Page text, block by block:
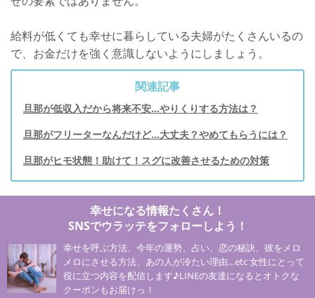
給料が低くても幸せに暮らしている夫婦がたくさんいるの
で、お金だけを強く意識しないようにしましょう。
関連記事
旦那が低収入だから将来不安…やりくりする方法は？
旦那がフリーターなんだけど…大丈夫？やめてもらうには？
旦那がヒモ状態！助けて！スグに改善させるための対策
幸せになる情報たくさん！
SNSでウラッテをフォローしよう！
幸せを呼ぶ方法、今年の運勢、占い、恋の秘訣、彼をメロ
メロにさせる方法、あの人が冷たい理由…etc 女性にとって
役に立つ内容を配信します♪LINEの友達になるとオトクな
クーポンもお届けっ！